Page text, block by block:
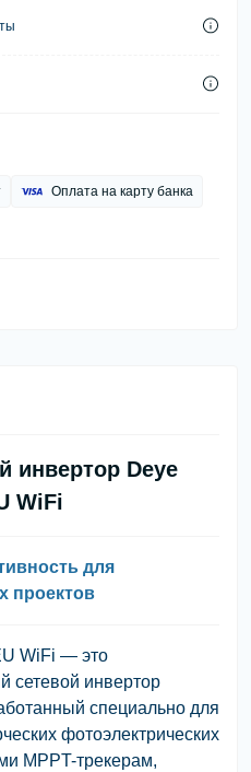
Оплата на карту банка
инвертор Deye
WiFi
для
проектов
WiFi — это
сетевой инвертор
специально для
фотоэлектрических
MPPT-трекерам,